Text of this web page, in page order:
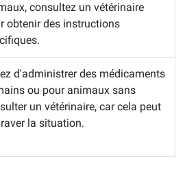
consultez un vétérinaire
obtenir des instructions
d'administrer des médicaments
ou pour animaux sans
un vétérinaire, car cela peut
la situation.